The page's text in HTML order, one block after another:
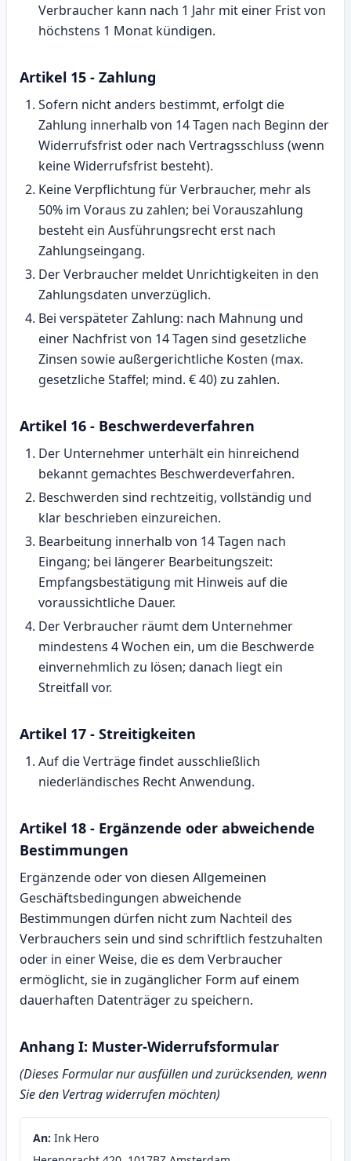
Verbraucher kann nach 1 Jahr mit einer Frist von
höchstens 1 Monat kündigen.
Artikel 15 - Zahlung
Sofern nicht anders bestimmt, erfolgt die
Zahlung innerhalb von 14 Tagen nach Beginn der
Widerrufsfrist oder nach Vertragsschluss (wenn
keine Widerrufsfrist besteht).
Keine Verpflichtung für Verbraucher, mehr als
50% im Voraus zu zahlen; bei Vorauszahlung
besteht ein Ausführungsrecht erst nach
Zahlungseingang.
Der Verbraucher meldet Unrichtigkeiten in den
Zahlungsdaten unverzüglich.
Bei verspäteter Zahlung: nach Mahnung und
einer Nachfrist von 14 Tagen sind gesetzliche
Zinsen sowie außergerichtliche Kosten (max.
gesetzliche Staffel; mind. € 40) zu zahlen.
Artikel 16 - Beschwerdeverfahren
Der Unternehmer unterhält ein hinreichend
bekannt gemachtes Beschwerdeverfahren.
Beschwerden sind rechtzeitig, vollständig und
klar beschrieben einzureichen.
Bearbeitung innerhalb von 14 Tagen nach
Eingang; bei längerer Bearbeitungszeit:
Empfangsbestätigung mit Hinweis auf die
voraussichtliche Dauer.
Der Verbraucher räumt dem Unternehmer
mindestens 4 Wochen ein, um die Beschwerde
einvernehmlich zu lösen; danach liegt ein
Streitfall vor.
Artikel 17 - Streitigkeiten
Auf die Verträge findet ausschließlich
niederländisches Recht Anwendung.
Artikel 18 - Ergänzende oder abweichende
Bestimmungen
Ergänzende oder von diesen Allgemeinen
Geschäftsbedingungen abweichende
Bestimmungen dürfen nicht zum Nachteil des
Verbrauchers sein und sind schriftlich festzuhalten
oder in einer Weise, die es dem Verbraucher
ermöglicht, sie in zugänglicher Form auf einem
dauerhaften Datenträger zu speichern.
Anhang I: Muster‑Widerrufsformular
(Dieses Formular nur ausfüllen und zurücksenden, wenn
Sie den Vertrag widerrufen möchten)
An: Ink Hero